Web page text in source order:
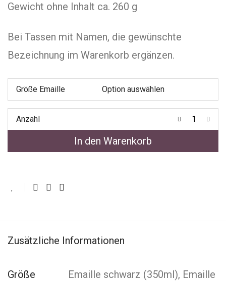
Gewicht ohne Inhalt ca. 260 g
Bei Tassen mit Namen, die gewünschte
Bezeichnung im Warenkorb ergänzen.
Größe Emaille
Anzahl
In den Warenkorb
Zusätzliche Informationen
Größe
Emaille schwarz (350ml), Emaille